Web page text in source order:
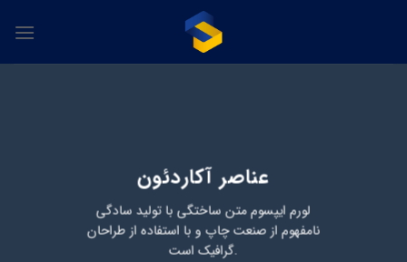
عناصر آکاردئون
لورم ایپسوم متن ساختگی با تولید سادگی
نامفهوم از صنعت چاپ و با استفاده از طراحان
گرافیک است.